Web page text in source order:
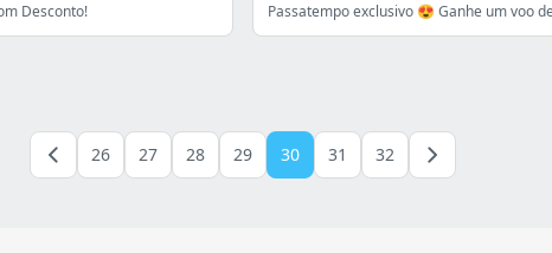
Desconto!
26 27 28 29 30 31 32